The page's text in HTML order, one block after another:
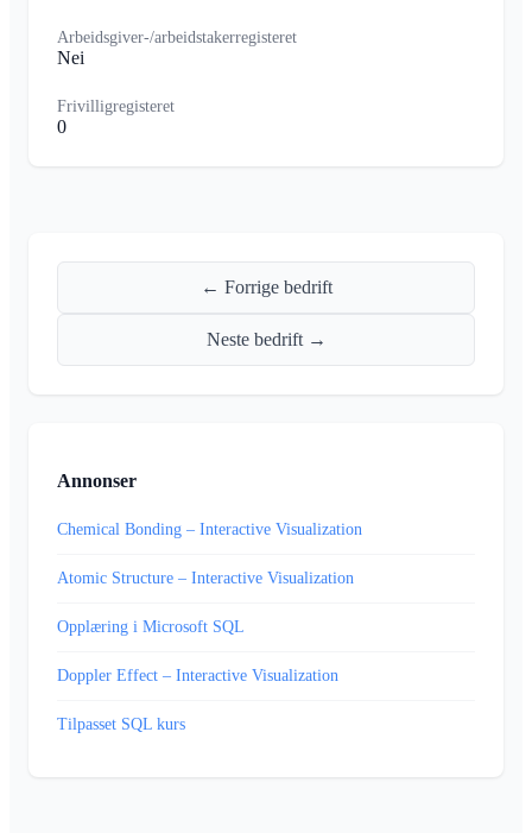
Arbeidsgiver-/arbeidstakerregisteret
Nei
Frivilligregisteret
0
← Forrige bedrift
Neste bedrift →
Annonser
Chemical Bonding – Interactive Visualization
Atomic Structure – Interactive Visualization
Opplæring i Microsoft SQL
Doppler Effect – Interactive Visualization
Tilpasset SQL kurs